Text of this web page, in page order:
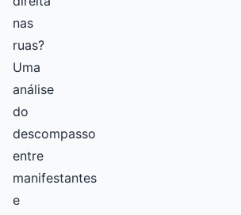
nas
ruas?
Uma
análise
do
descompasso
entre
manifestantes
e